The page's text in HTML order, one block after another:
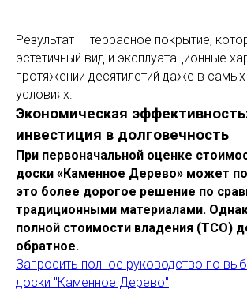
Результат — террасное покрытие,
эстетичный вид и эксплуатационные
протяжении десятилетий даже в
условиях.
Экономическая
инвестиция в долговечность
При первоначальной оценке
доски «Каменное Дерево» может
это более дорогое решение по
традиционными материалами.
полной стоимости владения (ТСО)
обратное.
Запросить полное руководство по
доски "Каменное Дерево"